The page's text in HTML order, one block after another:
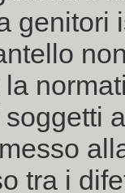
genitori
tra i